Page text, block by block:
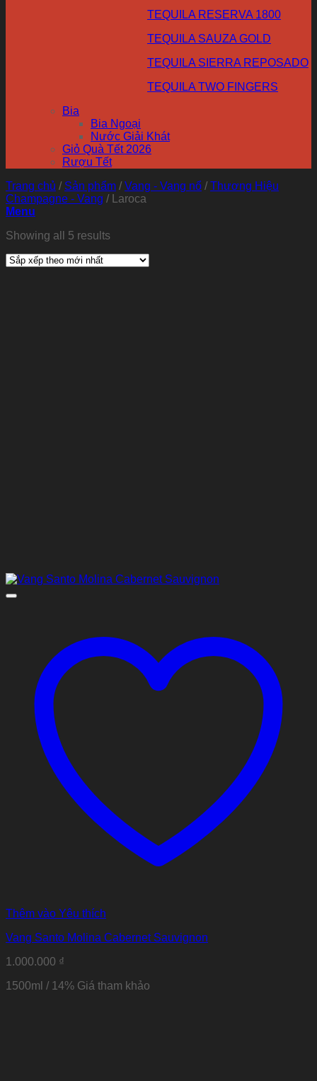
TEQUILA RESERVA 1800
TEQUILA SAUZA GOLD
TEQUILA SIERRA REPOSADO
TEQUILA TWO FINGERS
Bia
Bia Ngoại
Nước Giải Khát
Giỏ Quà Tết 2026
Rượu Tết
Trang chủ / Sản phẩm / Vang - Vang nổ / Thương Hiệu
Champagne - Vang / Laroca
Menu
Showing all 5 results
Thêm vào Yêu thích
Vang Santo Molina Cabernet Sauvignon
1.000.000 ₫
1500ml / 14% Giá tham khảo